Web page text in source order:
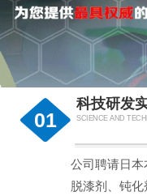
01
科技研发
SCIENCE AND
公司聘请日本
脱漆剂、钝化